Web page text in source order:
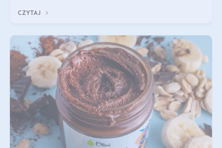
CZYTAJ